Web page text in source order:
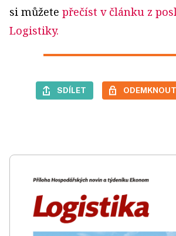
si můžete přečíst v článku z
Logistiky.
SDÍLET